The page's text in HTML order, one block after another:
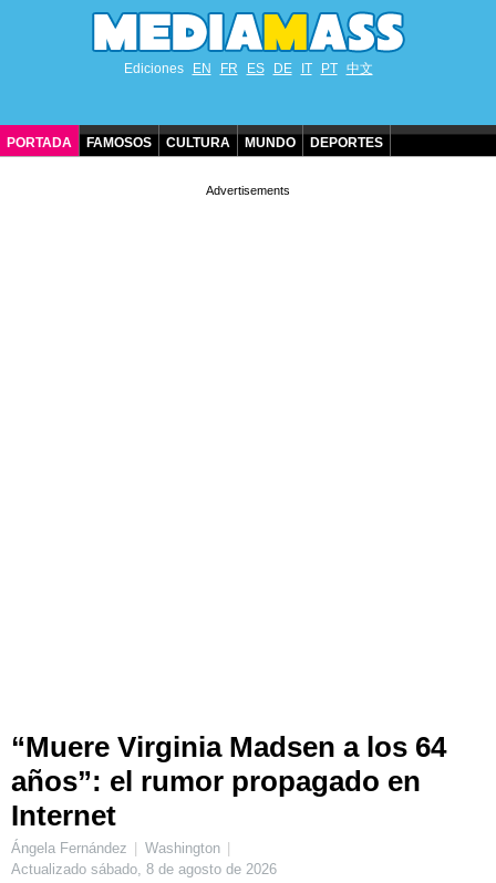
Ediciones EN FR ES DE IT PT 中文
PORTADA FAMOSOS CULTURA MUNDO DEPORTES
“Muere Virginia Madsen a los 64
años”: el rumor propagado en
Internet
Ángela Fernández
Washington
Actualizado sábado, 8 de agosto de 2026